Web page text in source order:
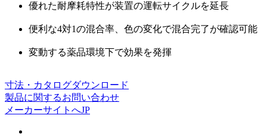
優れた耐摩耗特性が装置の運転サイクルを延長
便利な4対1の混合率、色の変化で混合完了が確認可能
変動する薬品環境下で効果を発揮
寸法・カタログダウンロード
製品に関するお問い合わせ
メーカーサイトへJP